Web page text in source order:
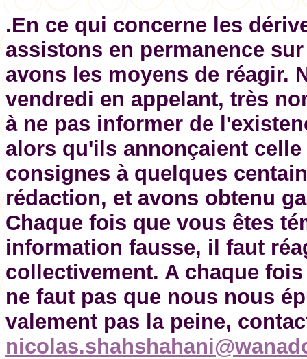
.En ce qui concerne les
assistons en permanence
avons les moyens de réagir.
vendredi en appelant, très
à ne pas informer de
alors qu'ils annonçaient
consignes à quelques
rédaction, et avons obtenu
Chaque fois que vous êtes
information fausse, il faut
collectivement. A chaque
ne faut pas que nous nous
valement pas la peine,